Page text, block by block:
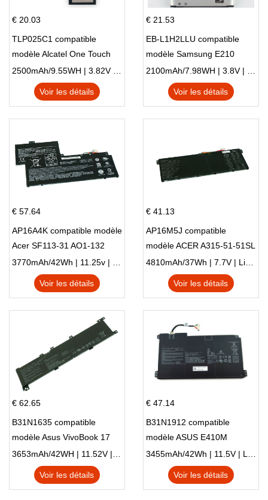
€ 20.03
TLP025C1 compatible
modèle Alcatel One Touch
Pop 4 Plus OT-5056D
2500mAh/9.55WH | 3.82V | Li-ion ...
Voir les détails
€ 21.53
EB-L1H2LLU compatible
modèle Samsung E210
E210K i939
2100mAh/7.98WH | 3.8V | Li-ion ...
Voir les détails
€ 57.64
AP16A4K compatible modèle
Acer SF113-31 AO1-132
NE132
3770mAh/42Wh | 11.25v | Li-ion ...
Voir les détails
€ 41.13
AP16M5J compatible
modèle ACER A315-51-51SL
N17Q1 SERIES
4810mAh/37Wh | 7.7V | Li-ion ...
Voir les détails
€ 62.65
B31N1635 compatible
modèle Asus VivoBook 17
X705NC X705UA X705UV
X705UN X705UD
3653mAh/42WH | 11.52V | Li-ion ...
Voir les détails
€ 47.14
B31N1912 compatible
modèle ASUS E410M
E410MA L410MA
3455mAh/42Wh | 11.5V | Li-ion ...
Voir les détails